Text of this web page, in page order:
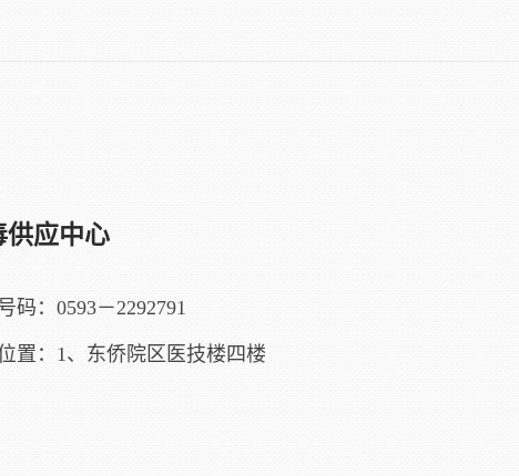
供应中心
码：0593－2292791
置：1、东侨院区医技楼四楼